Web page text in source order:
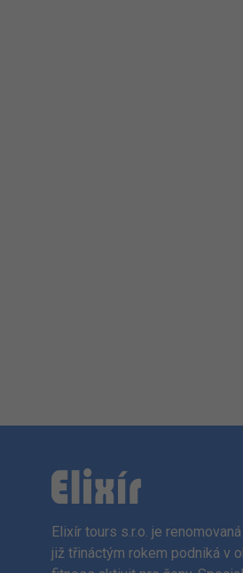
Elixír tours s.r.o. je
již třináctým rokem podniká v